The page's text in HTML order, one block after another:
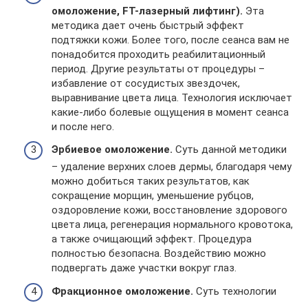
омоложение, FT-лазерный лифтинг). Эта
методика дает очень быстрый эффект
подтяжки кожи. Более того, после сеанса вам не
понадобится проходить реабилитационный
период. Другие результаты от процедуры –
избавление от сосудистых звездочек,
выравнивание цвета лица. Технология исключает
какие-либо болевые ощущения в момент сеанса
и после него.
Эрбиевое омоложение. Суть данной методики
– удаление верхних слоев дермы, благодаря чему
можно добиться таких результатов, как
сокращение морщин, уменьшение рубцов,
оздоровление кожи, восстановление здорового
цвета лица, регенерация нормального кровотока,
а также очищающий эффект. Процедура
полностью безопасна. Воздействию можно
подвергать даже участки вокруг глаз.
Фракционное омоложение. Суть технологии